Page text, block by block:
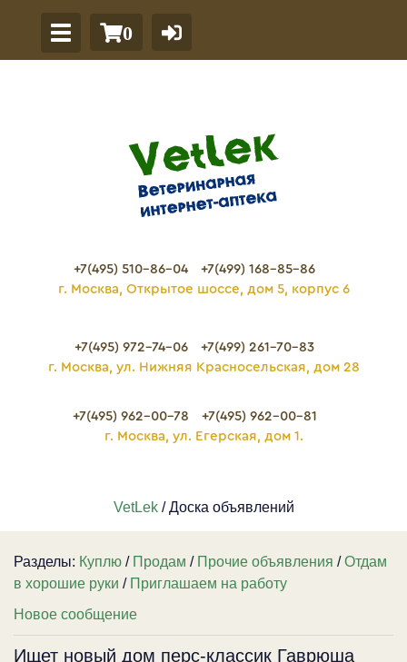
0
+7(495) 510-86-04
+7(499) 168-85-86
г. Москва, Открытое шоссе, дом 5, корпус 6
+7(495) 972-74-06
+7(499) 261-70-83
г. Москва, ул. Нижняя Красносельская, дом 28
+7(495) 962-00-78
+7(495) 962-00-81
г. Москва, ул. Егерская, дом 1.
VetLek/ Доска объявлений
Разделы: Куплю / Продам / Прочие объявления /Отдам
в хорошие руки / Приглашаем на работу
Новое сообщение
Ищет новый дом перс-классик Гаврюша